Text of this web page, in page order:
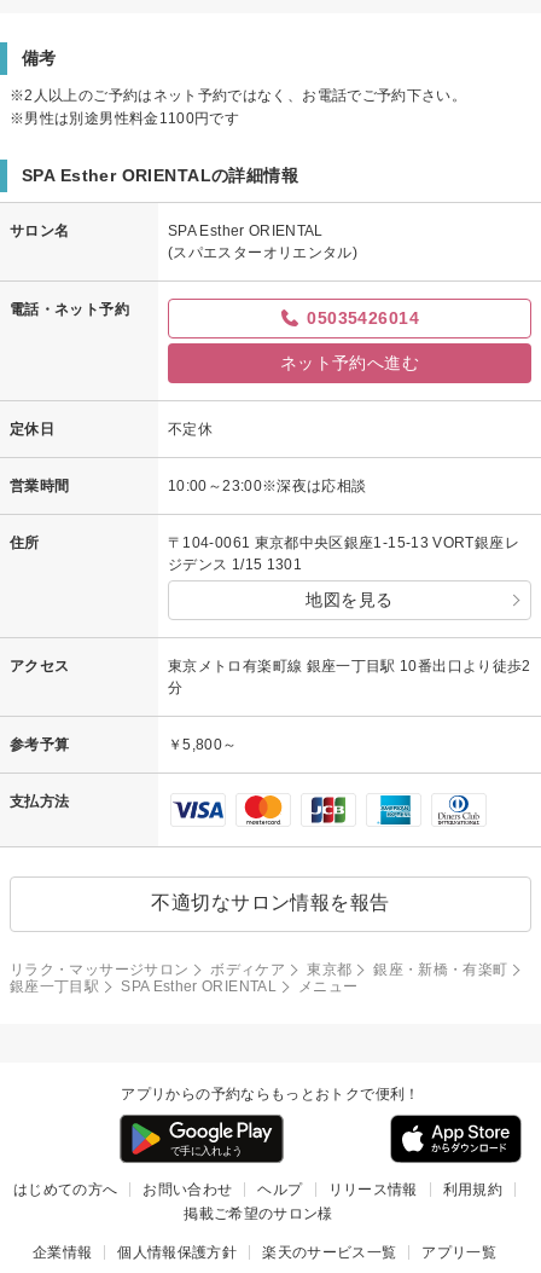
備考
※2人以上のご予約はネット予約ではなく、お電話でご予約下さい。
※男性は別途男性料金1100円です
SPA Esther ORIENTALの詳細情報
サロン名
SPA Esther ORIENTAL
(スパエスターオリエンタル)
電話・ネット予約 05035426014
ネット予約へ進む
定休日 不定休
営業時間 10:00～23:00※深夜は応相談
住所
〒104-0061 東京都中央区銀座1-15-13 VORT銀座レ
ジデンス 1/15 1301
地図を見る
アクセス
東京メトロ有楽町線 銀座一丁目駅 10番出口より徒歩2
分
参考予算 ￥5,800～
支払方法
不適切なサロン情報を報告
リラク・マッサージサロン ボディケア 東京都
銀座・新橋・有楽町
銀座一丁目駅
SPA Esther ORIENTAL メニュー
アプリからの予約ならもっとおトクで便利！
はじめての方へ お問い合わせ ヘルプ リリース情報
利用規約
掲載ご希望のサロン様
企業情報 個人情報保護方針 楽天のサービス一覧 アプリ一覧